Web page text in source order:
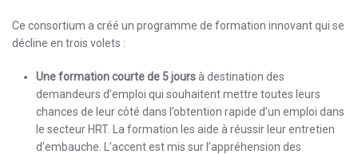
Ce consortium a créé un programme de formation innovant qui se
décline en trois volets :
Une formation courte de 5 joursà destination des
demandeurs d’emploi qui souhaitent mettre toutes leurs
chances de leur côté dans l’obtention rapide d’un emploi dans
le secteur HRT. La formation les aide à réussir leur entretien
d’embauche. L’accent est mis sur l’appréhension des